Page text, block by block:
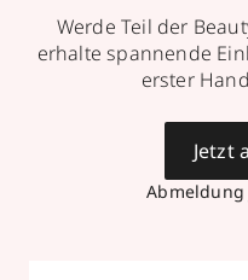
Werde Teil der
erhalte spannende
erster
Jetzt